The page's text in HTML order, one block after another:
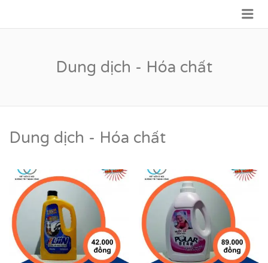
Dung dịch - Hóa chất
Dung dịch - Hóa chất